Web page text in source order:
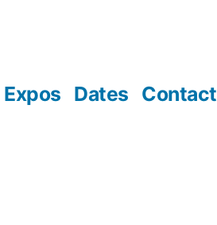
Expos Dates Contact